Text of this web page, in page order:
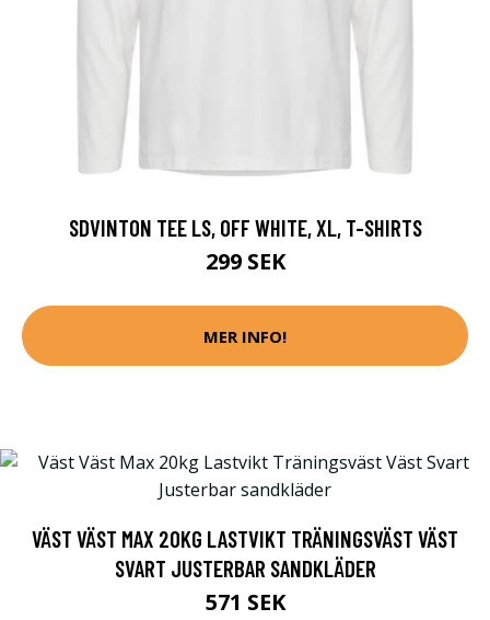
SDVINTON TEE LS, OFF WHITE, XL, T-SHIRTS
299 SEK
MER INFO!
VÄST VÄST MAX 20KG LASTVIKT TRÄNINGSVÄST VÄST
SVART JUSTERBAR SANDKLÄDER
571 SEK